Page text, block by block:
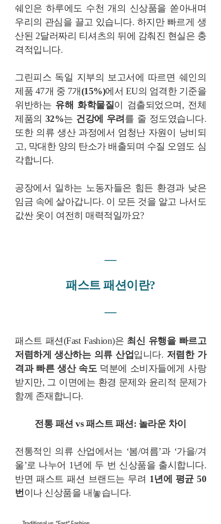
쉐인은 하루에도 수천 개의 신상품을 쏟아내며
우리의 관심을 끌고 있습니다. 하지만 빠르게 생
산된 2달러짜리 티셔츠의 뒤에 감춰진 현실은 충
격적입니다.
그린피스 독일 지부의 보고서에 따르면 쉐인의
제품 47개 중 7개(15%)에서 EU의 엄격한 기준을
위반하는 유해 화학물질이 검출되었으며, 전체
제품의 32%는 건강에 우려 를 줄 정도였습니다.
또한 의류 생산 과정에서 엄청난 자원이 낭비되
고, 막대한 양의 탄소가 배출되며 수질 오염도 심
각합니다.
공장에서 일하는 노동자들은 힘든 환경과 낮은
임금 속에 살아갑니다. 이 모든 것을 알고 나서도
값싼 옷이 여전히 매력적일까요?
―
패스트 패션이란?
―
패스트 패션(Fast Fashion)은 최신 유행을 빠르고
저렴하게 생산하는 의류 산업입니다. 저렴한 가
격과 빠른 생산 속도 덕분에 소비자들에게 사랑
받지만, 그 이면에는 환경 문제와 윤리적 문제가
함께 존재합니다.
전통 패션 vs 패스트 패션: 놀라운 차이
전통적인 의류 산업에서는 ‘봄/여름’과 ‘가을/겨
울’로 나누어 1년에 두 번 신상품을 출시합니다.
반면 패스트 패션 브랜드는 무려 1년에 평균 50
번 이나 신상품을 내놓습니다.